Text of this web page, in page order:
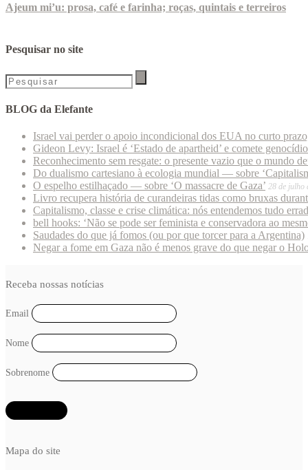
Ajeum mi’u: prosa, café e farinha; roças, quintais e terreiros
Pesquisar no site
BLOG da Elefante
Israel vai perder o apoio incondicional dos EUA no curto
Gideon Levy: Israel é ‘Estado de apartheid’ e comete
Reconhecimento sem resgate: o presente vazio que o mundo
Do dualismo cartesiano à ecologia mundial — sobre
O espelho estilhaçado — sobre ‘O massacre de Gaza’ 28 de julho
Livro recupera história de curandeiras tidas como bruxas
Capitalismo, classe e crise climática: nós entendemos tudo
bell hooks: ‘Não se pode ser feminista e conservadora ao
Saudades do que já fomos (ou por que torcer para a Argentina)
Negar a fome em Gaza não é menos grave do que negar o
Mapa do site
Receba nossas notícias
Email
Nome
Sobrenome